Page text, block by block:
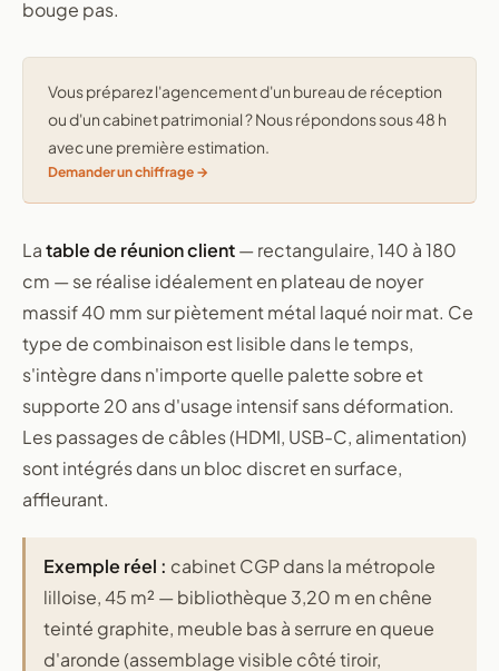
bouge pas.
Vous préparez l'agencement d'un bureau de réception
ou d'un cabinet patrimonial ? Nous répondons sous 48 h
avec une première estimation.
Demander un chiffrage
Latable de réunion client— rectangulaire, 140 à 180
cm — se réalise idéalement en plateau de noyer
massif 40 mm sur piètement métal laqué noir mat. Ce
type de combinaison est lisible dans le temps,
s'intègre dans n'importe quelle palette sobre et
supporte 20 ans d'usage intensif sans déformation.
Les passages de câbles (HDMI, USB-C, alimentation)
sont intégrés dans un bloc discret en surface,
affleurant.
Exemple réel : cabinet CGP dans la métropole
lilloise, 45 m² — bibliothèque 3,20 m en chêne
teinté graphite, meuble bas à serrure en queue
d'aronde (assemblage visible côté tiroir,